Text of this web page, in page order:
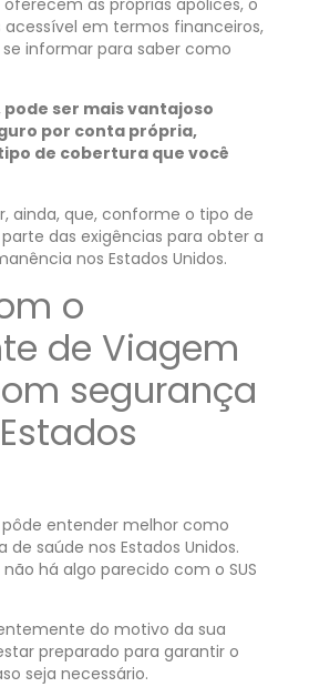
acessível em termos financeiros,
informar para saber como
pode ser mais vantajoso
por conta própria,
de cobertura que você
ainda, que, conforme o tipo de
das exigências para obter a
nos Estados Unidos.
o
de Viagem
segurança
entender melhor como
saúde nos Estados Unidos.
há algo parecido com o SUS
do motivo da sua
preparado para garantir o
seja necessário.